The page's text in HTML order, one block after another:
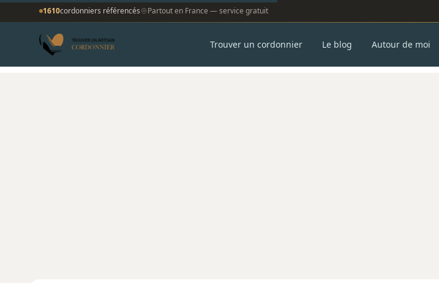
1610cordonniers référencés Partout en France — service gratuit
Trouver un cordonnier Le blog Autour de moi